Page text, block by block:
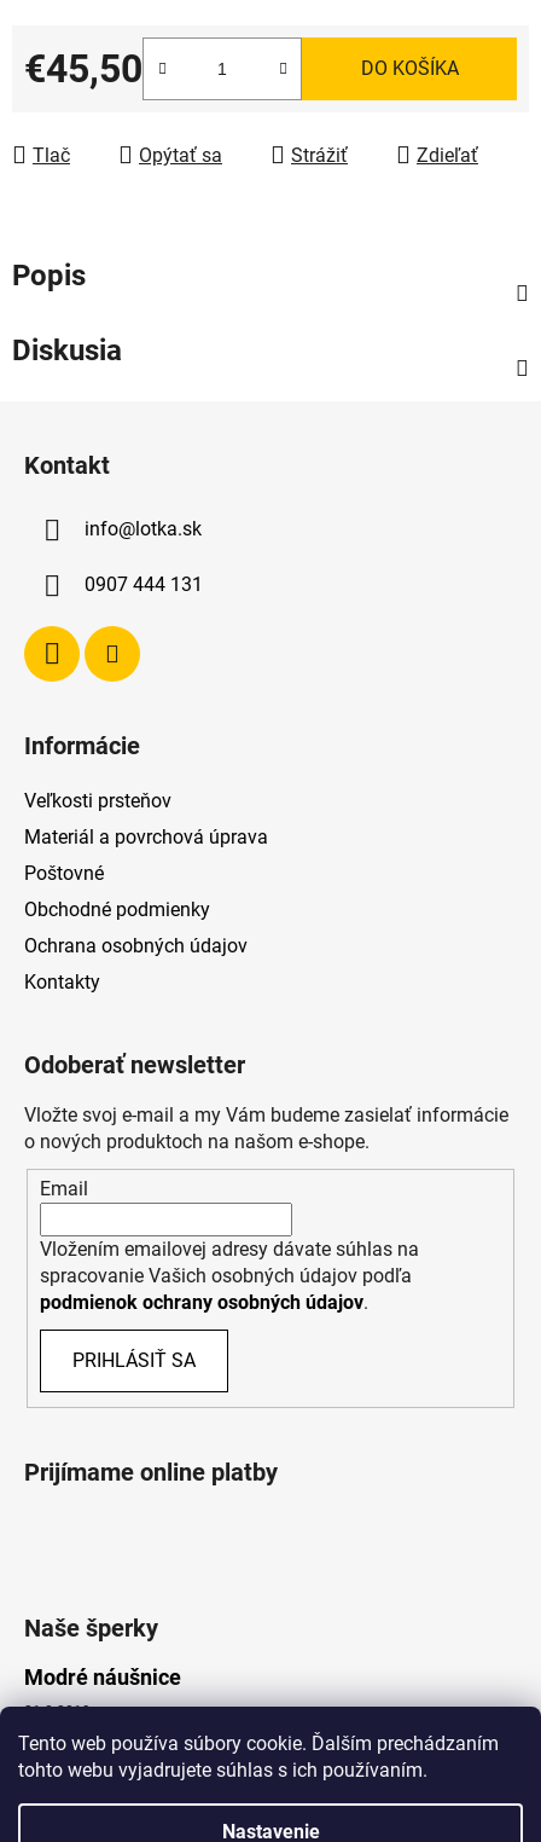
Tento web používa súbory cookie. Ďalším prechádzaním
tohto webu vyjadrujete súhlas s ich používaním.
Nastavenie
€45,50
Jednotková cena:
DO KOŠÍKA
Tlač Opýtať sa Strážiť Zdieľať
Popis
Diskusia
Kontakt
info@lotka.sk
0907 444 131
Informácie
Veľkosti prsteňov
Materiál a povrchová úprava
Poštovné
Obchodné podmienky
Ochrana osobných údajov
Kontakty
Odoberať newsletter
Vložte svoj e-mail a my Vám budeme zasielať informácie
o nových produktoch na našom e-shope.
Email
Vložením emailovej adresy dávate súhlas na
spracovanie Vašich osobných údajov podľa
podmienok ochrany osobných údajov.
PRIHLÁSIŤ SA
Prijímame online platby
Naše šperky
Modré náušnice
21.8.2019
Vytvoril Shoptet